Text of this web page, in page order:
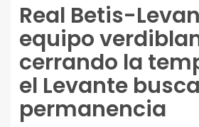
Real Betis-
equipo
cerrando la
el Levante
permanencia